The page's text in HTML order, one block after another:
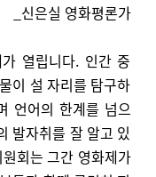
_신은실 영화평론가
열립니다. 인간 중
이 설 자리를 탐구하
언어의 한계를 넘으
발자취를 잘 알고 있
회는 그간 영화제가